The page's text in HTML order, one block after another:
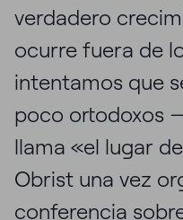
verdadero
ocurre fuera de
intentamos que
poco ortodoxos
llama «el lugar
Obrist una vez
conferencia